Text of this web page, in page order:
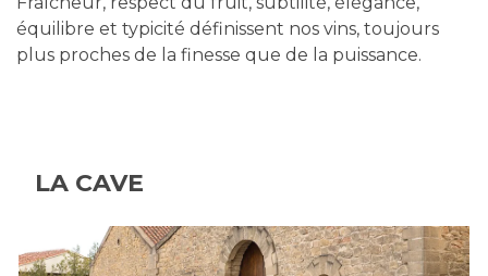
équilibre et typicité définissent nos vins, toujours
plus proches de la finesse que de la puissance.
LA CAVE